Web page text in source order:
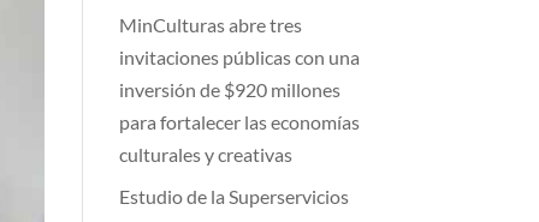
MinCulturas abre tres
invitaciones públicas con una
inversión de $920 millones
para fortalecer las economías
culturales y creativas
Estudio de la Superservicios